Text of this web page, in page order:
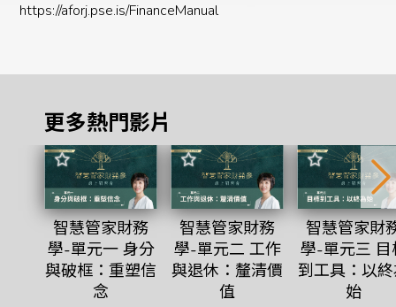
https://aforj.pse.is/FinanceManual
更多熱門影片
智慧管家財務
學-單元一 身分
與破框：重塑信
念
智慧管家財務
學-單元二 工作
與退休：釐清價
值
智慧管家財
學-單元三 目
到工具：以
始